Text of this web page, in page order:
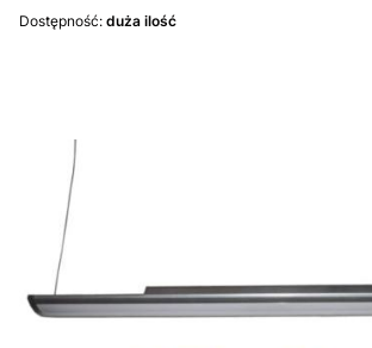
Dostępność: duża ilość